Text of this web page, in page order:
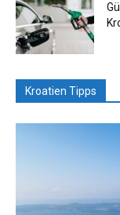
Kroatien Tipps